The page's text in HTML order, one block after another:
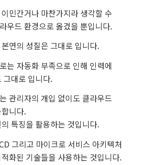
민간거나 마찬가지라 생각할 수
우드 환경으로 옮겼을 뿐입니다.
연의 성질은 그대로 입니다.
는 자동화 부족으로 인해 인력에
그대로 입니다.
관리자의 개입 없이도 클라우드
니다.
특징을 활용하는 것입니다.
그리고 마이크로 서비스 아키텍처
화된 기술들을 사용하는 것입니다.